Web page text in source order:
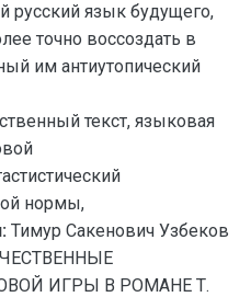
русский язык будущего,
точно воссоздать в
им антиутопический
текст, языковая
нормы,
Тимур Сакенович Узбеков
ИГРЫ В РОМАНЕ Т.